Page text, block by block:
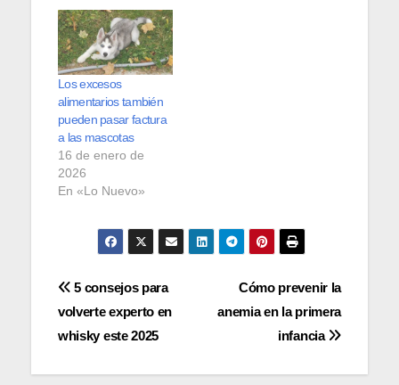
Los excesos
alimentarios también
pueden pasar factura
a las mascotas
16 de enero de
2026
En «Lo Nuevo»
Navegación
de
entradas
Cómo prevenir la
anemia en la primera
infancia
5 consejos para
volverte experto en
whisky este 2025